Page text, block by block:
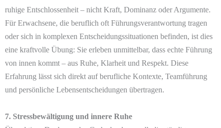
ruhige Entschlossenheit – nicht Kraft, Dominanz oder Argumente.
Für Erwachsene, die beruflich oft Führungsverantwortung tragen
oder sich in komplexen Entscheidungssituationen befinden, ist dies
eine kraftvolle Übung: Sie erleben unmittelbar, dass echte Führung
von innen kommt – aus Ruhe, Klarheit und Respekt. Diese
Erfahrung lässt sich direkt auf berufliche Kontexte, Teamführung
und persönliche Lebensentscheidungen übertragen.
7. Stressbewältigung und innere Ruhe